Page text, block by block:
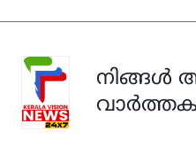
നിങ്ങൾ